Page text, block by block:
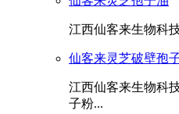
江西仙客来生物科
仙客来灵芝破壁孢
江西仙客来生物科
子粉...